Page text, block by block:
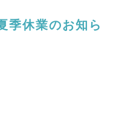
季休業のお知ら